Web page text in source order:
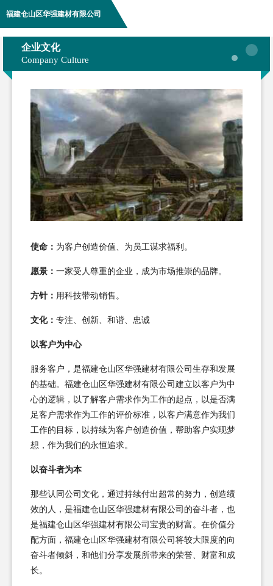
福建仓山区华强建材有限公司
企业文化
Company Culture
使命： 为客户创造价值、为员工谋求福利。
愿景： 一家受人尊重的企业，成为市场推崇的品牌。
方针： 用科技带动销售。
文化： 专注、创新、和谐、忠诚
以客户为中心
服务客户，是福建仓山区华强建材有限公司生存和发展
的基础。福建仓山区华强建材有限公司建立以客户为中
心的逻辑，以了解客户需求作为工作的起点，以是否满
足客户需求作为工作的评价标准，以客户满意作为我们
工作的目标，以持续为客户创造价值，帮助客户实现梦
想，作为我们的永恒追求。
以奋斗者为本
那些认同公司文化，通过持续付出超常的努力，创造绩
效的人，是福建仓山区华强建材有限公司的奋斗者，也
是福建仓山区华强建材有限公司宝贵的财富。在价值分
配方面，福建仓山区华强建材有限公司将较大限度的向
奋斗者倾斜，和他们分享发展所带来的荣誉、财富和成
长。